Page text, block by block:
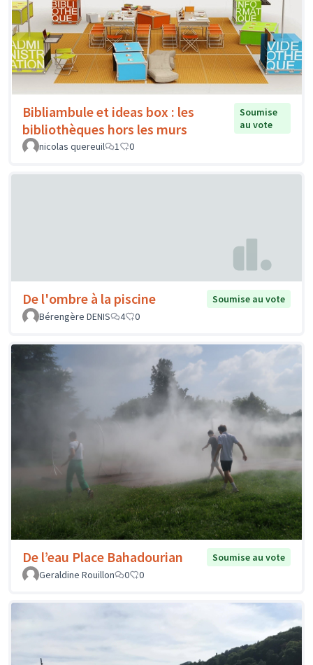
Bibliambule et ideas box : les
bibliothèques hors les murs
Soumise
au vote
nicolas quereuil
1 0
De l'ombre à la piscine
Soumise au vote
Bérengère DENIS
4 0
De l’eau Place Bahadourian
Soumise au vote
Geraldine Rouillon
0 0